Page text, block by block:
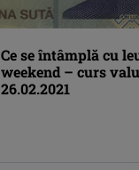
Ce se întâmplă cu
weekend – curs
26.02.2021